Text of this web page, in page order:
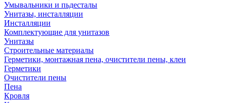
Умывальники и пьдесталы
Унитазы, инсталляции
Инсталляции
Комплектующие для унитазов
Унитазы
Строительные материалы
Герметики, монтажная пена, очистители пены, клеи
Герметики
Очистители пены
Пена
Кровля